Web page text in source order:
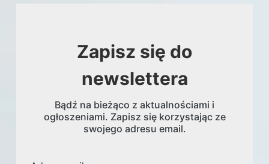
Zapisz się do
newslettera
Bądź na bieżąco z aktualnościami i
ogłoszeniami. Zapisz się korzystając ze
swojego adresu email.